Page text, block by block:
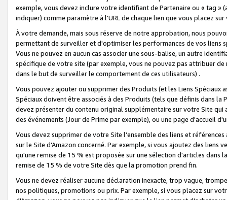
exemple, vous devez inclure votre identifiant de Partenaire ou « tag
indiquer) comme paramètre à l'URL de chaque lien que vous placez
À votre demande, mais sous réserve de notre approbation, nous
permettant de surveiller et d'optimiser les performances de vos liens
Vous ne pouvez en aucun cas associer une sous-balise, un autre
spécifique de votre site (par exemple, vous ne pouvez pas attribuer
dans le but de surveiller le comportement de ces utilisateurs) .
Vous pouvez ajouter ou supprimer des Produits (et les Liens
Spéciaux doivent être associés à des Produits (tels que définis dans
devez présenter du contenu original supplémentaire sur votre Site qui
des événements (Jour de Prime par exemple), ou une page d'accueil
Vous devez supprimer de votre Site l’ensemble des liens et
sur le Site d'Amazon concerné. Par exemple, si vous ajoutez des
qu'une remise de 15 % est proposée sur une sélection d'articles
remise de 15 % de votre Site dès que la promotion prend fin.
Vous ne devez réaliser aucune déclaration inexacte, trop vague,
nos politiques, promotions ou prix. Par exemple, si vous placez sur